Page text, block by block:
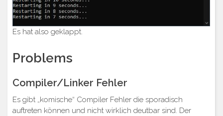
Es hat also geklappt.
Problems
Compiler/Linker Fehler
Es gibt „komische“ Compiler Fehler die sporadisch
auftreten können und nicht wirklich deutbar sind. Der